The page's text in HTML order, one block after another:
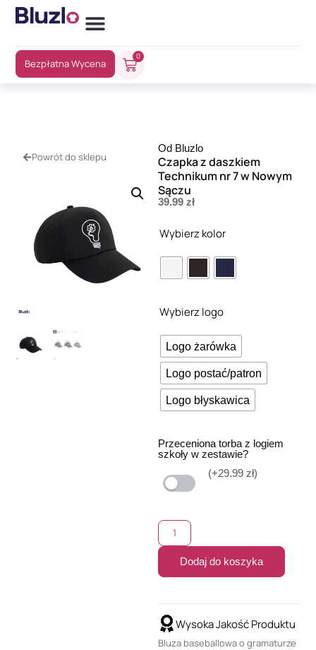
Bezpłatna Wycena
0
Powrót do sklepu
Od Bluzlo
Czapka z daszkiem
Technikum nr 7 w Nowym
Sączu
39.99 zł
Wybierz kolor
Wybierz logo
Logo żarówka
Logo postać/patron
Logo błyskawica
Przeceniona torba z logiem
szkoły w zestawie?
(+29.99 zł)
Dodaj do koszyka
Wysoka Jakość Produktu
Bluza baseballowa o gramaturze